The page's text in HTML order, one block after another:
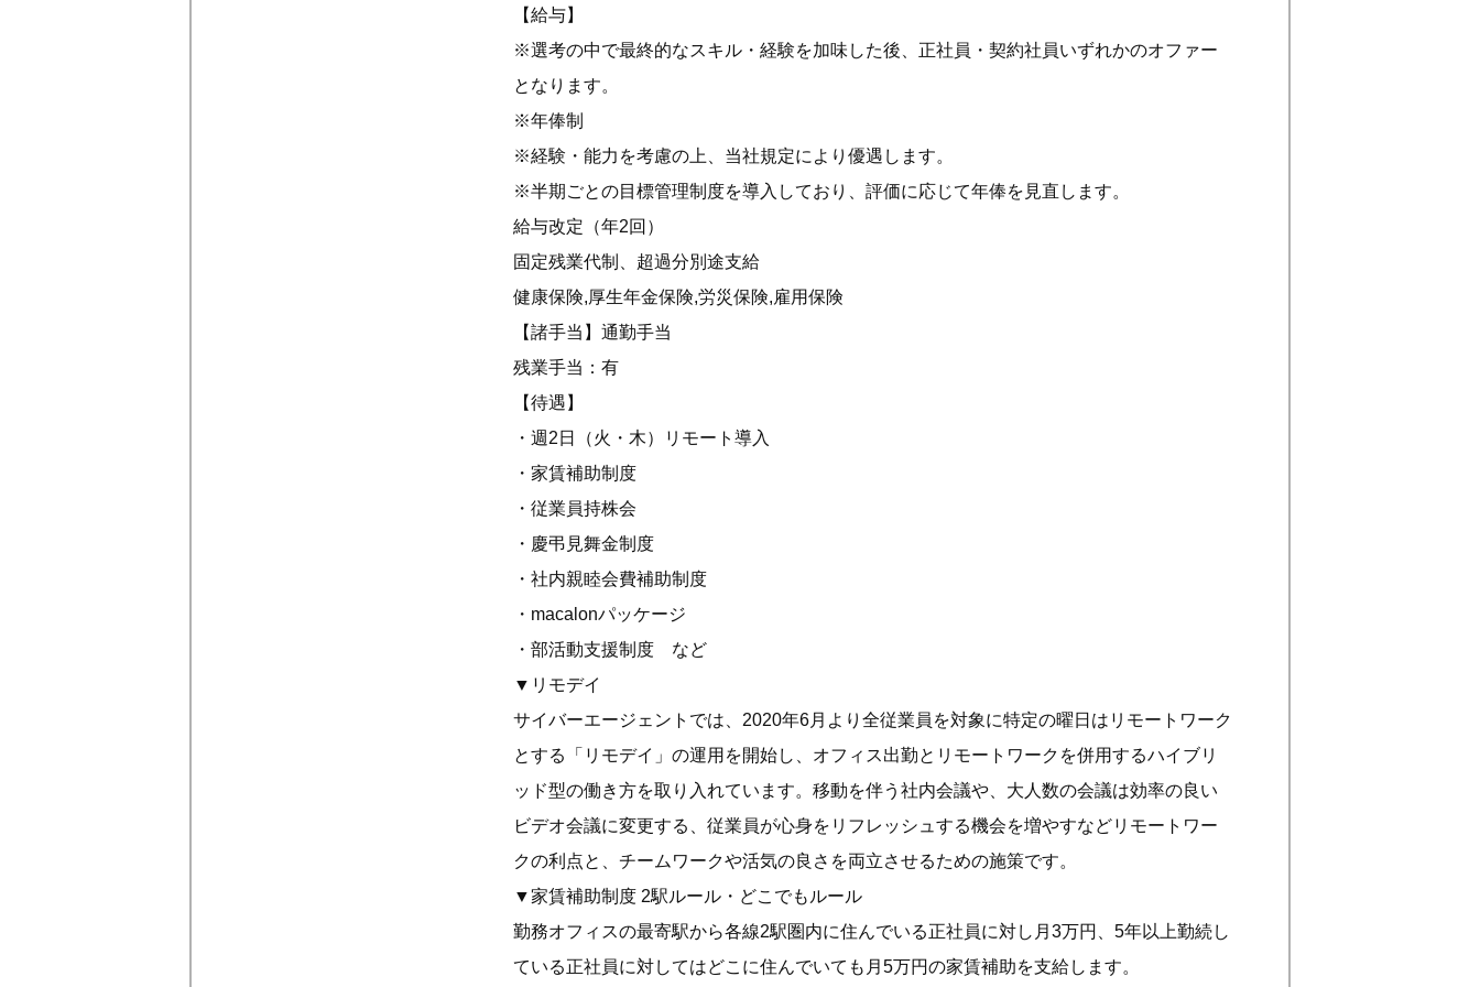
【給与】
※選考の中で最終的なスキル・経験を加味した後、正社員・契約社員いずれかのオファー
となります。
※年俸制
※経験・能力を考慮の上、当社規定により優遇します。
※半期ごとの目標管理制度を導入しており、評価に応じて年俸を見直します。
給与改定（年2回）
固定残業代制、超過分別途支給
健康保険,厚生年金保険,労災保険,雇用保険
【諸手当】通勤手当
残業手当：有
【待遇】
・週2日（火・木）リモート導入
・家賃補助制度
・従業員持株会
・慶弔見舞金制度
・社内親睦会費補助制度
・macalonパッケージ
・部活動支援制度 など
▼リモデイ
サイバーエージェントでは、2020年6月より全従業員を対象に特定の曜日はリモートワーク
とする「リモデイ」の運用を開始し、オフィス出勤とリモートワークを併用するハイブリ
ッド型の働き方を取り入れています。移動を伴う社内会議や、大人数の会議は効率の良い
ビデオ会議に変更する、従業員が心身をリフレッシュする機会を増やすなどリモートワー
クの利点と、チームワークや活気の良さを両立させるための施策です。
▼家賃補助制度 2駅ルール・どこでもルール
勤務オフィスの最寄駅から各線2駅圏内に住んでいる正社員に対し月3万円、5年以上勤続し
ている正社員に対してはどこに住んでいても月5万円の家賃補助を支給します。